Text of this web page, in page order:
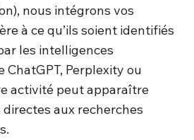
nous intégrons vos
à ce qu’ils soient identifiés
les intelligences
Perplexity ou
activité peut apparaître
aux recherches